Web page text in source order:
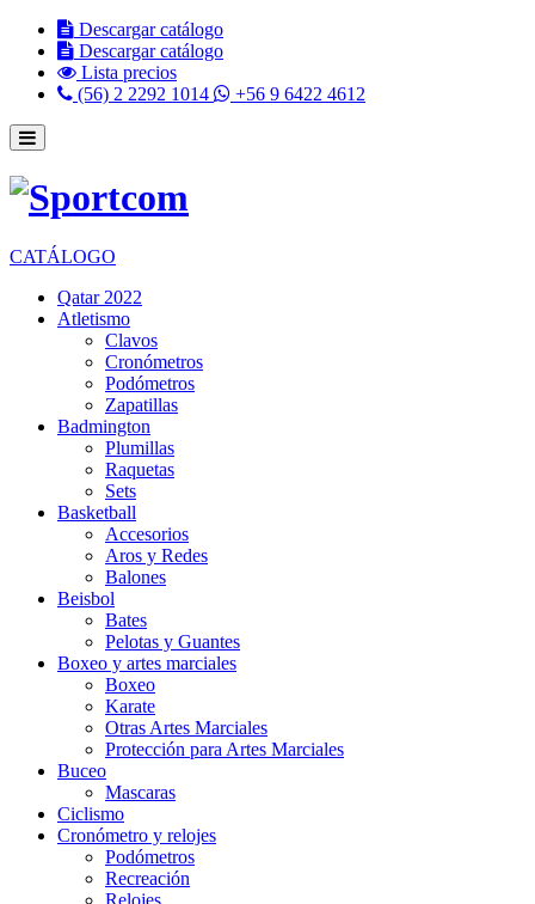
Descargar catálogo
Descargar catálogo
Lista precios
(56) 2 2292 1014
+56 9 6422 4612
CATÁLOGO
Qatar 2022
Atletismo
Clavos
Cronómetros
Podómetros
Zapatillas
Badmington
Plumillas
Raquetas
Sets
Basketball
Accesorios
Aros y Redes
Balones
Beisbol
Bates
Pelotas y Guantes
Boxeo y artes marciales
Boxeo
Karate
Otras Artes Marciales
Protección para Artes Marciales
Buceo
Mascaras
Ciclismo
Cronómetro y relojes
Podómetros
Recreación
Relojes